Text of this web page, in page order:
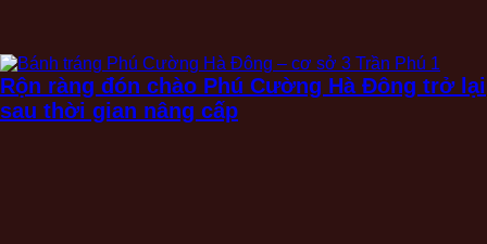
Rộn ràng đón chào Phú Cường Hà Đông trở lại
sau thời gian nâng cấp